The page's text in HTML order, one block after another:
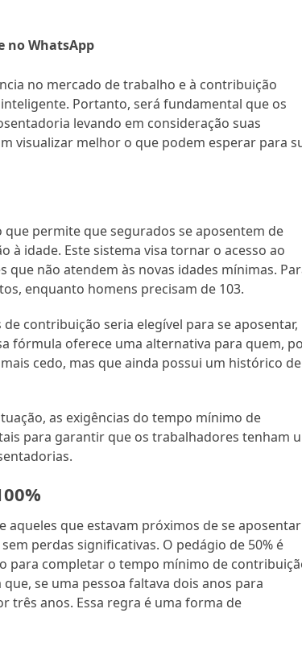
no WhatsApp
no mercado de trabalho e à contribuição
Portanto, será fundamental que os
levando em consideração suas
visualizar melhor o que podem esperar para
permite que segurados se aposentem de
idade. Este sistema visa tornar o acesso ao
não atendem às novas idades mínimas.
enquanto homens precisam de 103.
contribuição seria elegível para se aposentar,
fórmula oferece uma alternativa para quem,
cedo, mas que ainda possui um histórico de
as exigências do tempo mínimo de
para garantir que os trabalhadores tenham
que estavam próximos de se aposentar
perdas significativas. O pedágio de 50% é
para completar o tempo mínimo de
se uma pessoa faltava dois anos para
três anos. Essa regra é uma forma de